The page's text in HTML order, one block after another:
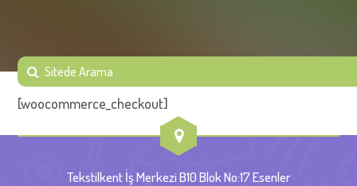
[woocommerce_checkout]
Tekstilkent İş Merkezi B10 Blok No:17 Esenler